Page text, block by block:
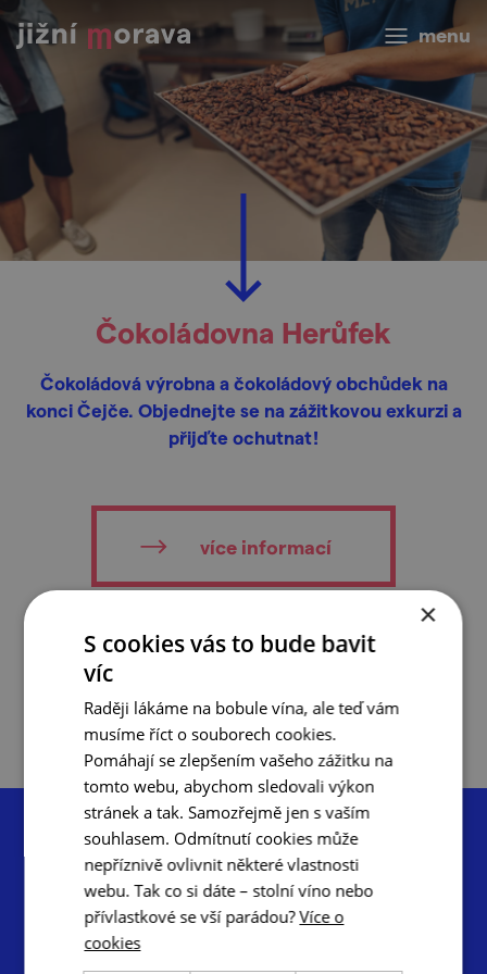
menu
Čokoládovna Herůfek
Čokoládová výrobna a čokoládový obchůdek na
konci Čejče. Objednejte se na zážitkovou exkurzi a
přijďte ochutnat!
více informací
do oblíbených
Centrála cestovního ruchu – Jižní Morava, z.s.p.o.
×
S cookies vás to bude bavit
víc
Raději lákáme na bobule vína, ale teď vám
musíme říct o souborech cookies.
Pomáhají se zlepšením vašeho zážitku na
tomto webu, abychom sledovali výkon
stránek a tak. Samozřejmě jen s vaším
souhlasem. Odmítnutí cookies může
nepříznivě ovlivnit některé vlastnosti
webu. Tak co si dáte – stolní víno nebo
přívlastkové se vší parádou?Více o
cookies